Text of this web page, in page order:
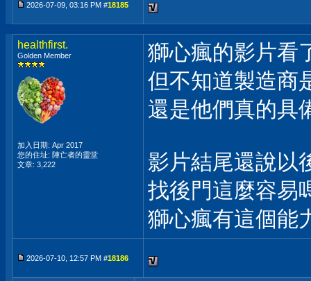
2026-07-09, 03:16 PM #18185
healthfirst.
Golden Member
加入日期: Apr 2017
您的住址: 陣亡者的靈堂
文章: 3,222
獅心瘋的影片看
但不知道製造商
還是他們真的具
影片結尾還說以
找後門這麼容易
獅心瘋有這個能
2026-07-10, 12:57 PM #18186